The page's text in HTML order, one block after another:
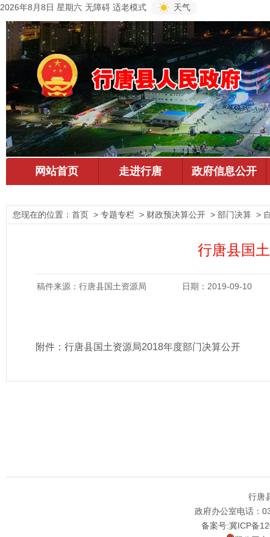
2026年8月8日 星期六 无障碍 适老模式 天气
您现在的位置： 首页 > 专题专栏 > 财政预决算公开 > 部门决算 >
行唐县国
稿件来源：行唐县国土资源局 日期：2019-09-10
附件： 行唐县国土资源局2018年度部门决算公开